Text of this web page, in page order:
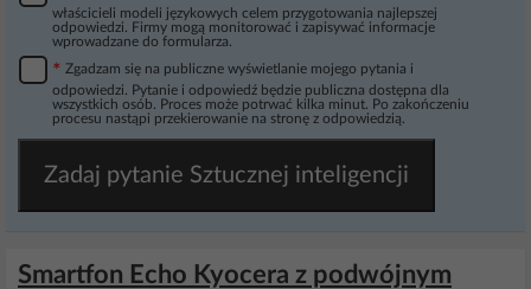
właścicieli modeli językowych celem przygotowania najlepszej
odpowiedzi. Firmy mogą monitorować i zapisywać informacje
wprowadzane do formularza.
* Zgadzam się na publiczne wyświetlanie mojego pytania i
odpowiedzi. Pytanie i odpowiedź będzie publiczna dostępna dla
wszystkich osób. Proces może potrwać kilka minut. Po zakończeniu
procesu nastąpi przekierowanie na stronę z odpowiedzią.
Zadaj pytanie Sztucznej inteligencji
Smartfon Echo Kyocera z podwójnym